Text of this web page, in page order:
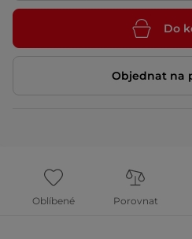
Do
Objednat na
Oblíbené Porovnat